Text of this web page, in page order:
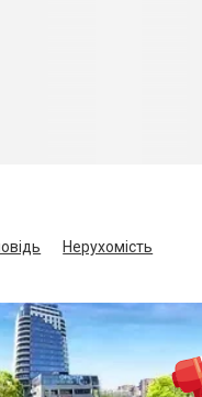
Нерухомість